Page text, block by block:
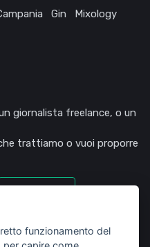
Gin
Mixology
giornalista freelance, o un
trattiamo o vuoi proporre
funzionamento del